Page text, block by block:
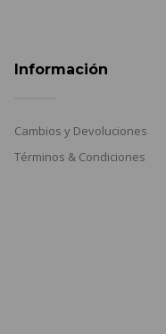
Información
Cambios y Devoluciones
Términos & Condiciones